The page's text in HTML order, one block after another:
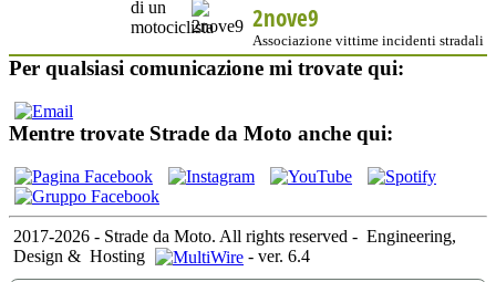
2nove9
Associazione vittime incidenti stradali
Per qualsiasi comunicazione mi trovate qui:
Mentre trovate Strade da Moto anche qui:
2017-2026 - Strade da Moto. All rights reserved - Engineering,
Design & Hosting - ver. 6.4